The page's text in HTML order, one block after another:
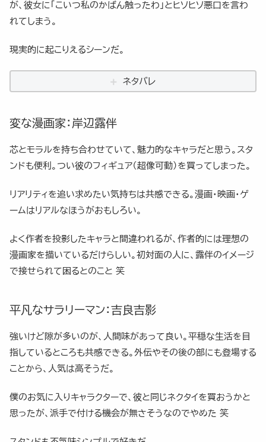
が、彼女に「こいつ私のかばん触ったわ」とヒソヒソ悪口を言わ
れてしまう。
現実的に起こりえるシーンだ。
ネタバレ
変な漫画家：岸辺露伴
芯とモラルを持ち合わせていて、魅力的なキャラだと思う。スタ
ンドも便利。つい彼のフィギュア（超像可動）を買ってしまった。
リアリティを追い求めたい気持ちは共感できる。漫画・映画・ゲ
ームはリアルなほうがおもしろい。
よく作者を投影したキャラと間違われるが、作者的には理想の
漫画家を描いているだけらしい。初対面の人に、露伴のイメージ
で接せられて困るとのこと 笑
平凡なサラリーマン：吉良吉影
強いけど隙が多いのが、人間味があって良い。平穏な生活を目
指しているところも共感できる。外伝やその後の部にも登場する
ことから、人気は高そうだ。
僕のお気に入りキャラクターで、彼と同じネクタイを買おうかと
思ったが、派手で付ける機会が無さそうなのでやめた 笑